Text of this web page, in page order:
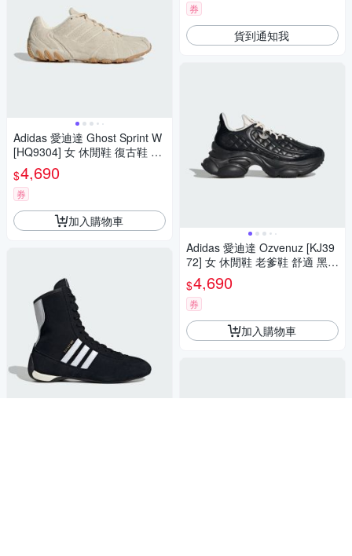
Adidas 愛迪達 Ghost Sprint W
[HQ9304] 女 休閒鞋 復古鞋 Y2
K 薄底 米色
$4,690
券
加入購物車
券
貨到通知我
Adidas 愛迪達 Ozvenuz [KJ39
72] 女 休閒鞋 老爹鞋 舒適 黑
$4,690
券
加入購物車